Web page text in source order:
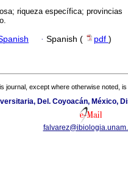
riqueza específica; provincias
· Spanish ( pdf )
journal, except where otherwise noted,
Del. Coyoacán, México,